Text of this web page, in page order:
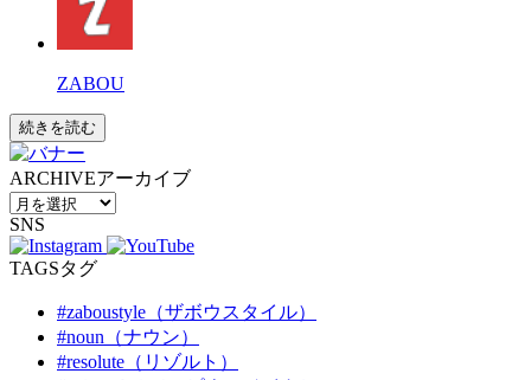
ZABOU
続きを読む
ARCHIVEアーカイブ
SNS
TAGSタグ
#zaboustyle（ザボウスタイル）
#noun（ナウン）
#resolute（リゾルト）